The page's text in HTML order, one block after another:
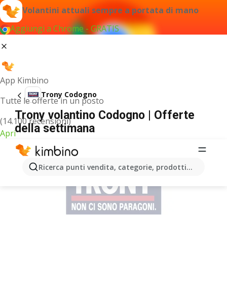
Volantini attuali sempre a portata di mano
Aggiungi a Chrome - GRATIS
App Kimbino
Tutte le offerte in un posto
(14.100 recensioni)
Apri
Ricerca punti vendita, categorie, prodotti...
Trony Codogno
Trony volantino Codogno | Offerte
della settimana